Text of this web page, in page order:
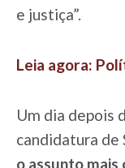
e justiça”.
Leia agora:
Um dia depois
candidatura de
o assunto mais